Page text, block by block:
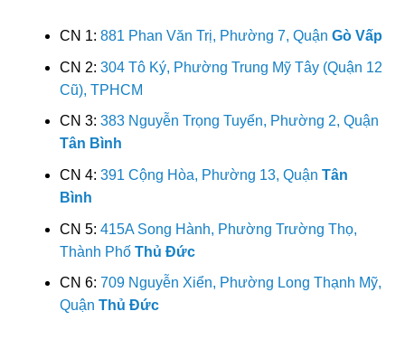
CN 1: 881 Phan Văn Trị, Phường 7, Quận Gò Vấp
CN 2: 304 Tô Ký, Phường Trung Mỹ Tây (Quận 12
Cũ), TPHCM
CN 3: 383 Nguyễn Trọng Tuyển, Phường 2, Quận
Tân Bình
CN 4: 391 Cộng Hòa, Phường 13, Quận Tân
Bình
CN 5: 415A Song Hành, Phường Trường Thọ,
Thành Phố Thủ Đức
CN 6: 709 Nguyễn Xiển, Phường Long Thạnh Mỹ,
Quận Thủ Đức